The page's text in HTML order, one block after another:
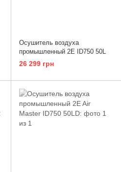
Осушитель воздуха
промышленный 2E ID750 50L
26 299 грн